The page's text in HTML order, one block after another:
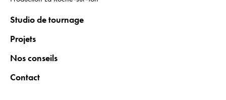
Studio de tournage
Projets
Nos conseils
Contact